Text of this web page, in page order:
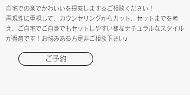
自宅での楽でかわいいを提案します☆ご相談ください！
再現性に重視して、カウンセリングからカット、セットまでを考
え、ご自宅でご自身でもセットしやすい様なナチュラルなスタイル
が得意です！お悩みある方是非ご相談下さい♪
ご予約